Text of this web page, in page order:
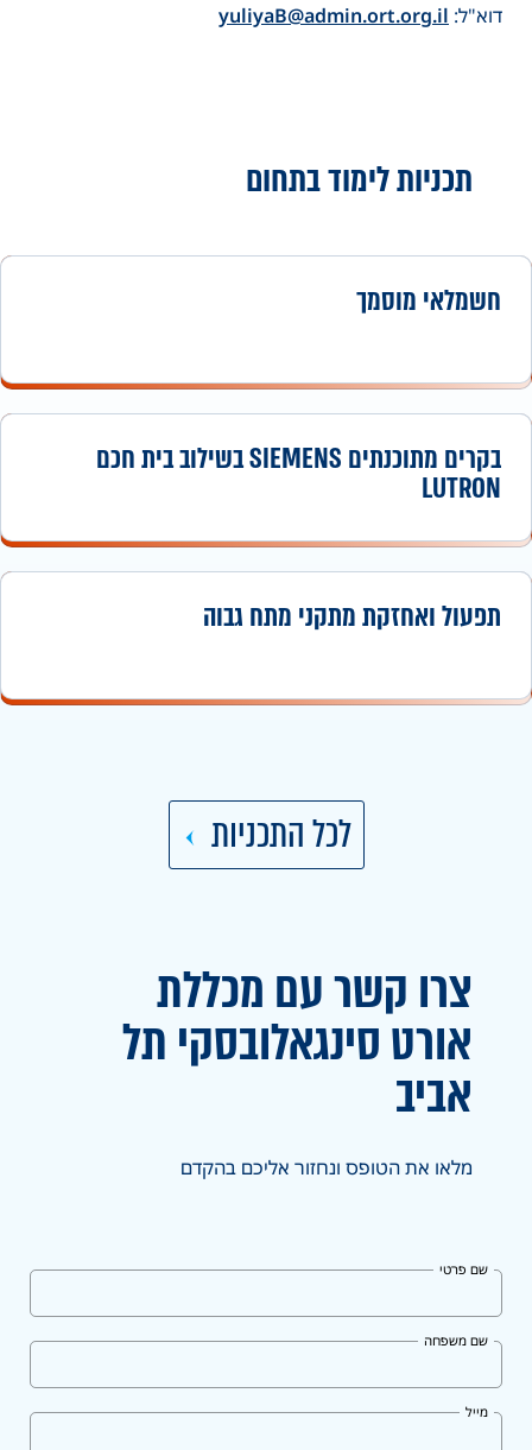
דוא"ל: yuliyaB@admin.ort.org.il
תכניות לימוד בתחום
חשמלאי מוסמך
בקרים מתוכנתים SIEMENS בשילוב בית חכם
LUTRON
תפעול ואחזקת מתקני מתח גבוה
לכל התכניות
צרו קשר עם מכללת
אורטסינגאלובסקי תל
אביב
מלאו את הטופס ונחזור אליכם בהקדם
שם פרטי
שם משפחה
מייל